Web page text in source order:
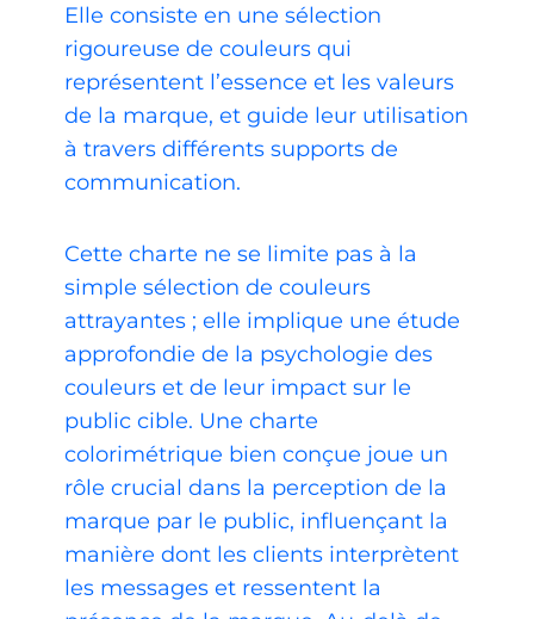
Elle consiste en une sélection
rigoureuse de couleurs qui
représentent l’essence et les valeurs
de la marque, et guide leur utilisation
à travers différents supports de
communication.
Cette charte ne se limite pas à la
simple sélection de couleurs
attrayantes ; elle implique une étude
approfondie de la psychologie des
couleurs et de leur impact sur le
public cible. Une charte
colorimétrique bien conçue joue un
rôle crucial dans la perception de la
marque par le public, influençant la
manière dont les clients interprètent
les messages et ressentent la